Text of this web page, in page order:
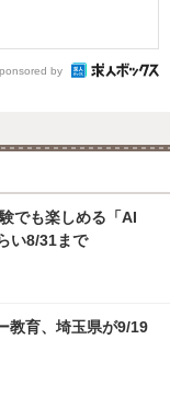
by
でも楽しめる「AI
い8/31まで
教育、埼玉県が9/19